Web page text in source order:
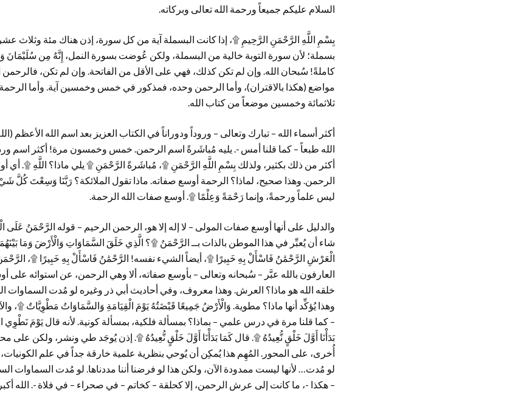
السلام عليكم جميعاً ورحمة الله تعالى وبركاته.
بِسْمِ اللَّهِ الرَّحْمَنِ الرَّحِيمِ ۩، إذا كانت البسملة آية من كل سورة، إذن هناك مئة وثلاث
بسملة؛ لأن سورة التوبة خالية من البسملة، ولكن عُوضت بسورة النمل، إِنَّهُ مِن سُلَيْمَانَ
كاملةً! سُبحان الله. وإن لم تكن كذلك، فهي على الأقل من الفاتحة. وإن لم تكن،
مواضع (هكذا بالاقتران)، وأما الرحمن وحده، فمذكور في خمس وخمسين آية. وأما
ثلاثمائة وخمسين موضعاً من كتاب الله.
أكثر أسماء الله – تبارك وتعالى – وروداً ودوراناً في الكتاب العزيز بعد اسم الله الأعظم
الله طبعاً – كما قلنا أمس -. يليه مُباشَرةً اسم الرحمن. خمس وخمسون مرة! أكثر اسم ورد
أكثر من ذلك بكثير، ولذلك بِسْمِ اللَّهِ الرَّحْمَنِ ۩، مُباشَرةً الرَّحْمَنِ ۩ يلي ماذا؟ اللَّهِ ۩. أي
الرحمن. وهذا صحيح، لماذا؟ الرحمة أوسع صفاته. ماذا تقول الملائكة؟ رَبَّنَا وَسِعْتَ كُلَّ
ليس علماً ورحمةً، وإنما رَحْمَةً وَعِلْمًا ۩. أوسع صفات الله الرحمة.
والدليل على أنها أوسع صفات المولى – لا إله إلا هو، الرحمن الرحيم – قوله الرَّحْمَنُ عَلَى
شاء أن يُعبِّر في هذا الموطن بالذات بــ الرَّحْمَنُ ۩؟ الَّذِي خَلَقَ السَّمَاوَاتِ وَالْأَرْضَ وَمَا
الْعَرْشِ الرَّحْمَٰنُ فَاسْأَلْ بِهِ خَبِيرًا ۩، أيضاً الشيء نفسه! الرَّحْمَٰنُ فَاسْأَلْ بِهِ خَبِيرًا ۩،
العارفون بالله عبَّر – سُبحانه وتعالى – بأوسع صفاته، ألا وهي الرحمن، عن استوائه
خلقه الله هو ماذا؟ العرش. وهذا معروف، وفي أحاديث أبي ذر وغيره لو مُدت السماوات
وهذا يُؤكِّد أنها ماذا؟ مطوية. وَالْأَرْضُ جَمِيعًا قَبْضَتُهُ يَوْمَ الْقِيَامَةِ وَالسَّمَاوَاتُ مَطْوِيَّاتٌ ۩،
– كما قلنا مرة في درس علمي – بماذا؟ بمسألة فلكية، بمسألة كونية. لأنه قال يَوْمَ
بَدَأْنَا أَوَّلَ خَلْقٍ نُّعِيدُهُ ۩. قال كَمَا بَدَأْنَا أَوَّلَ خَلْقٍ نُّعِيدُهُ ۩. إذن يُوجَد طي ونشر، ولكن على
أُخرى، على المحور. المُهِم هذا يُمكِن أن يُوحي بنظرية علمية خارقة جداً في علم
لو مُدت… لأنها ليست ممدودة الآن، ولكن هذا لو فرضنا أننا مددناها. لو مُدت السماوات
– هكذا -، ما كانت إلى عرش الرحمن، إلا كحلقة – كخاتم – في صحراء – في فلاة -. الله